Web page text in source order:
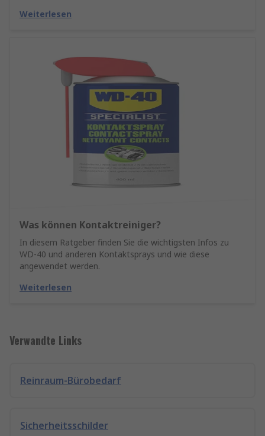
Weiterlesen
Was können Kontaktreiniger?
In diesem Ratgeber finden Sie die wichtigsten Infos zu
WD-40 und anderen Kontaktsprays und wie diese
angewendet werden.
Weiterlesen
Verwandte Links
Reinraum-Bürobedarf
Sicherheitsschilder